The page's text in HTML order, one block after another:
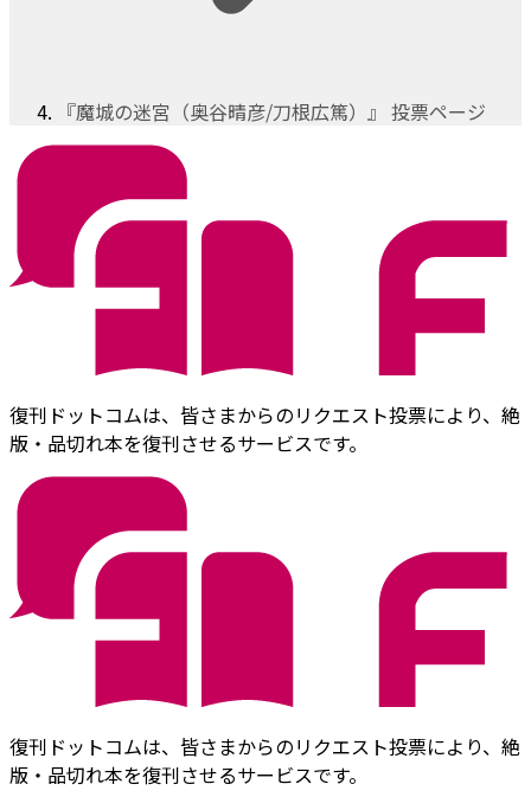
『魔城の迷宮（奥谷晴彦/刀根広篤）』 投票ページ
復刊ドットコムは、皆さまからのリクエスト投票により、絶
版・品切れ本を復刊させるサービスです。
復刊ドットコムは、皆さまからのリクエスト投票により、絶
版・品切れ本を復刊させるサービスです。